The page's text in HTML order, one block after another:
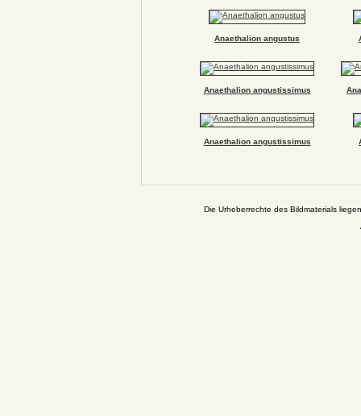
Anaethalion angustus
Anaethalion angustissimus
Anaethalion angustissimus
Die Urheberrechte des Bildmaterials